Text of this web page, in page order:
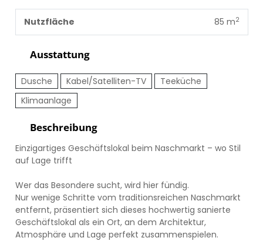
Beschreibung
Einzigartiges Geschäftslokal beim Naschmarkt – wo Stil
auf Lage trifft
Wer das Besondere sucht, wird hier fündig.
Nur wenige Schritte vom traditionsreichen Naschmarkt
entfernt, präsentiert sich dieses hochwertig sanierte
Geschäftslokal als ein Ort, an dem Architektur,
Atmosphäre und Lage perfekt zusammenspielen.
Nutzfläche 85 m2
Ausstattung
Dusche Kabel/Satelliten-TV
Teeküche
Klimaanlage